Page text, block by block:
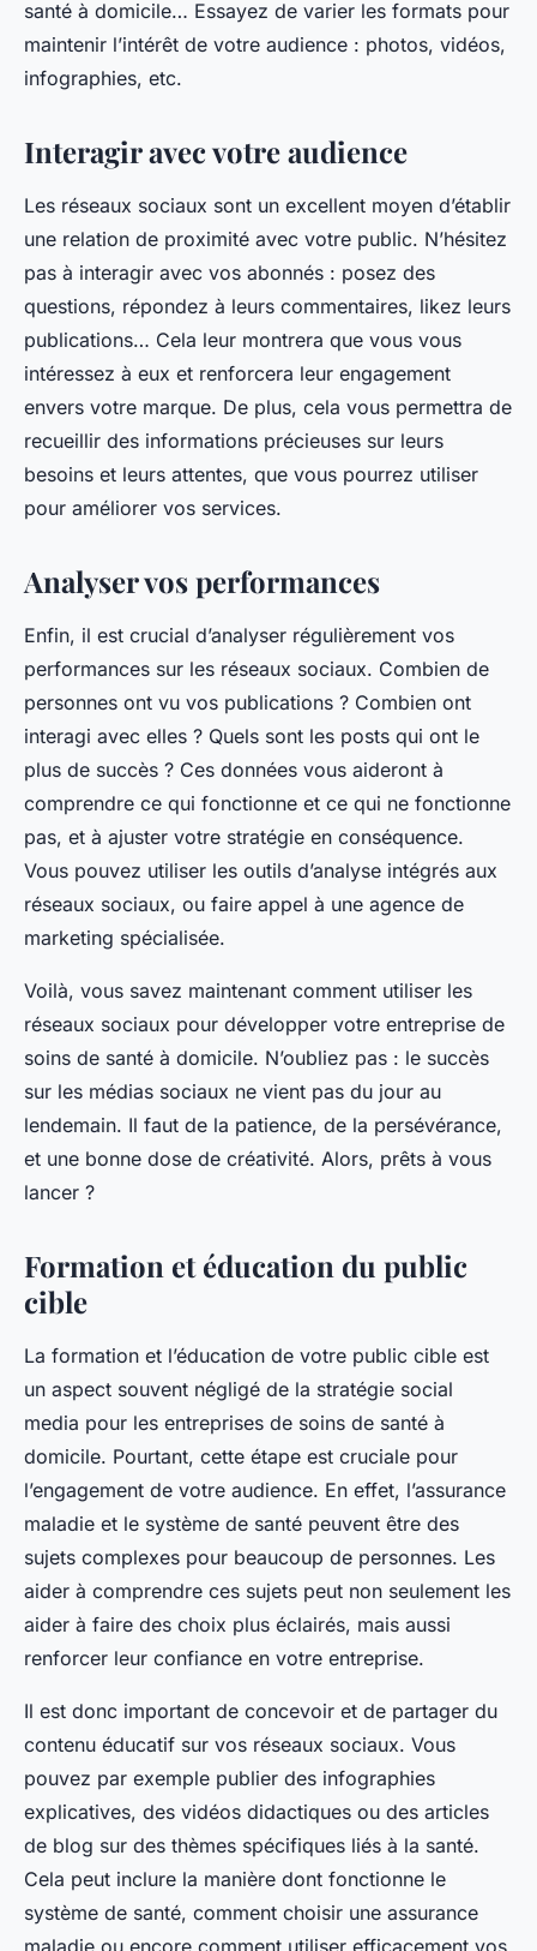
santé à domicile… Essayez de varier les formats pour
maintenir l’intérêt de votre audience : photos, vidéos,
infographies, etc.
Interagir avec votre audience
Les réseaux sociaux sont un excellent moyen d’établir
une relation de proximité avec votre public. N’hésitez
pas à interagir avec vos abonnés : posez des
questions, répondez à leurs commentaires, likez leurs
publications… Cela leur montrera que vous vous
intéressez à eux et renforcera leur engagement
envers votre marque. De plus, cela vous permettra de
recueillir des informations précieuses sur leurs
besoins et leurs attentes, que vous pourrez utiliser
pour améliorer vos services.
Analyser vos performances
Enfin, il est crucial d’analyser régulièrement vos
performances sur les réseaux sociaux. Combien de
personnes ont vu vos publications ? Combien ont
interagi avec elles ? Quels sont les posts qui ont le
plus de succès ? Ces données vous aideront à
comprendre ce qui fonctionne et ce qui ne fonctionne
pas, et à ajuster votre stratégie en conséquence.
Vous pouvez utiliser les outils d’analyse intégrés aux
réseaux sociaux, ou faire appel à une agence de
marketing spécialisée.
Voilà, vous savez maintenant comment utiliser les
réseaux sociaux pour développer votre entreprise de
soins de santé à domicile. N’oubliez pas : le succès
sur les médias sociaux ne vient pas du jour au
lendemain. Il faut de la patience, de la persévérance,
et une bonne dose de créativité. Alors, prêts à vous
lancer ?
Formation et éducation du public
cible
La formation et l’éducation de votre public cible est
un aspect souvent négligé de la stratégie social
media pour les entreprises de soins de santé à
domicile. Pourtant, cette étape est cruciale pour
l’engagement de votre audience. En effet, l’assurance
maladie et le système de santé peuvent être des
sujets complexes pour beaucoup de personnes. Les
aider à comprendre ces sujets peut non seulement les
aider à faire des choix plus éclairés, mais aussi
renforcer leur confiance en votre entreprise.
Il est donc important de concevoir et de partager du
contenu éducatif sur vos réseaux sociaux. Vous
pouvez par exemple publier des infographies
explicatives, des vidéos didactiques ou des articles
de blog sur des thèmes spécifiques liés à la santé.
Cela peut inclure la manière dont fonctionne le
système de santé, comment choisir une assurance
maladie ou encore comment utiliser efficacement vos